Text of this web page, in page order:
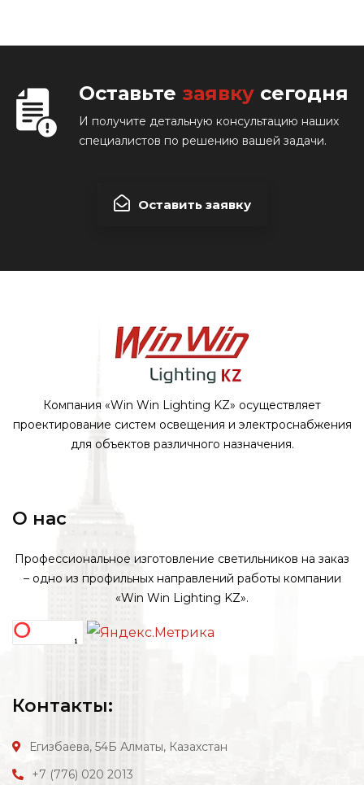
Оставьте заявку сегодня
И получите детальную консультацию наших
специалистов по решению вашей задачи.
Оставить заявку
Компания «Win Win Lighting KZ» осуществляет
проектирование систем освещения и электроснабжения
для объектов различного назначения.
О нас
Профессиональное изготовление светильников на заказ
– одно из профильных направлений работы компании
«Win Win Lighting KZ».
Контакты:
Егизбаева, 54Б Алматы, Казахстан
+7 (776) 020 2013